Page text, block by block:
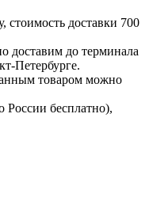
стоимость доставки 700
доставим до терминала
Петербурге.
товаром можно
России бесплатно),